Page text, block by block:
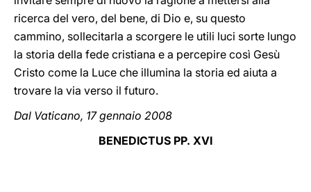
ricerca del vero, del bene, di Dio e, su questo
cammino, sollecitarla a scorgere le utili luci sorte lungo
la storia della fede cristiana e a percepire così Gesù
Cristo come la Luce che illumina la storia ed aiuta a
trovare la via verso il futuro.
Dal Vaticano, 17 gennaio 2008
BENEDICTUS PP. XVI